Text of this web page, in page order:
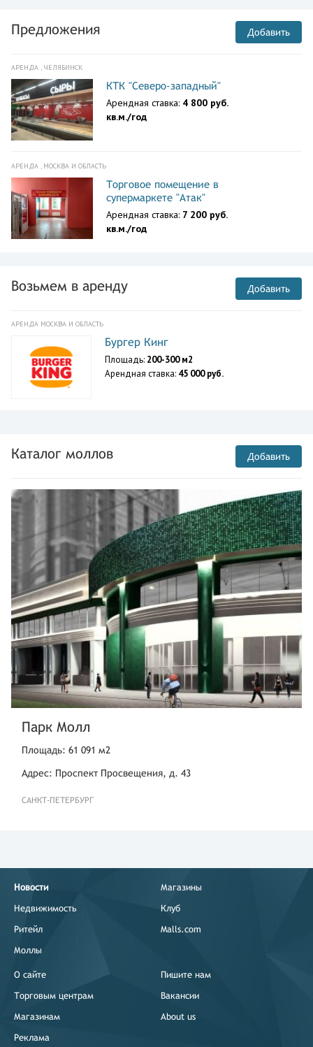
Предложения Добавить
АРЕНДА , ЧЕЛЯБИНСК
КТК "Северо-западный"
Арендная ставка: 4 800 руб.
кв.м./год
АРЕНДА , МОСКВА И ОБЛАСТЬ
Торговое помещение в
супермаркете "Атак"
Арендная ставка: 7 200 руб.
кв.м./год
Возьмем в аренду Добавить
АРЕНДА МОСКВА И ОБЛАСТЬ
Бургер Кинг
Площадь: 200-300 м2
Арендная ставка: 45 000 руб.
Каталог моллов Добавить
Парк Молл
Площадь: 61 091 м2
Адрес: Проспект Просвещения, д. 43
САНКТ-ПЕТЕРБУРГ
Новости
Недвижимость
Ритейл
Моллы
Магазины
Клуб
Malls.com
О сайте
Торговым центрам
Магазинам
Реклама
Пишите нам
Вакансии
About us